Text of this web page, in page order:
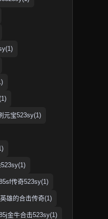
元宝523sy(1)
传奇523sy(1)
雄的合击传奇(1)
金牛合击523sy(1)